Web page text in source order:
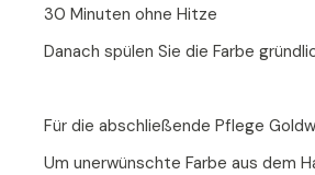
30 Minuten ohne Hitze
Danach spülen Sie die Farbe
Für die abschließende Pflege
Um unerwünschte Farbe aus dem